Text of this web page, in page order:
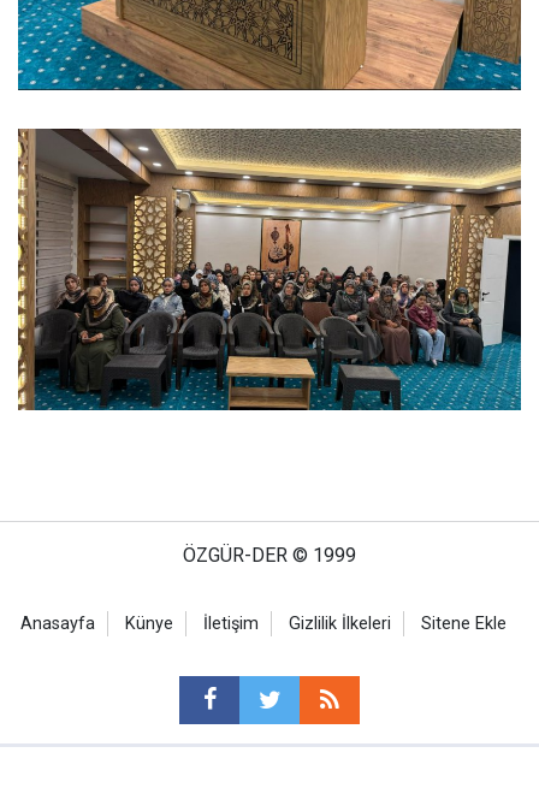
ÖZGÜR-DER © 1999
Anasayfa Künye İletişim Gizlilik İlkeleri Sitene Ekle